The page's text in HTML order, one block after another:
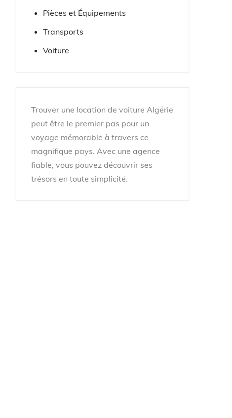
Pièces et Équipements
Transports
Voiture
Trouver une location de voiture Algérie
peut être le premier pas pour un
voyage mémorable à travers ce
magnifique pays. Avec une agence
fiable, vous pouvez découvrir ses
trésors en toute simplicité.